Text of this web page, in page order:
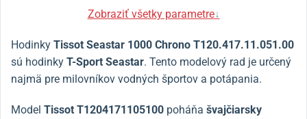
Zobraziť všetky parametre↓
Hodinky Tissot Seastar 1000 Chrono T120.417.11.051.00
sú hodinky T-Sport Seastar. Tento modelový rad je určený
najmä pre milovníkov vodných športov a potápania.
Model Tissot T1204171105100 poháňa švajčiarsky